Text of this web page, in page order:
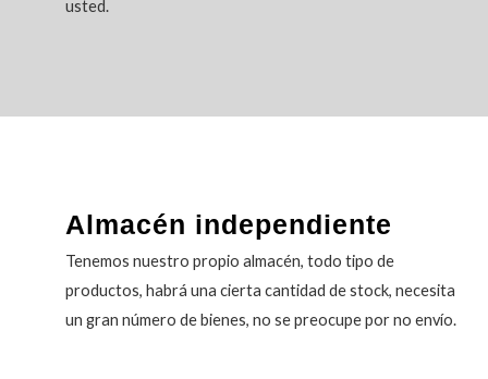
usted.
Almacén independiente
Tenemos nuestro propio almacén, todo tipo de
productos, habrá una cierta cantidad de stock, necesita
un gran número de bienes, no se preocupe por no envío.